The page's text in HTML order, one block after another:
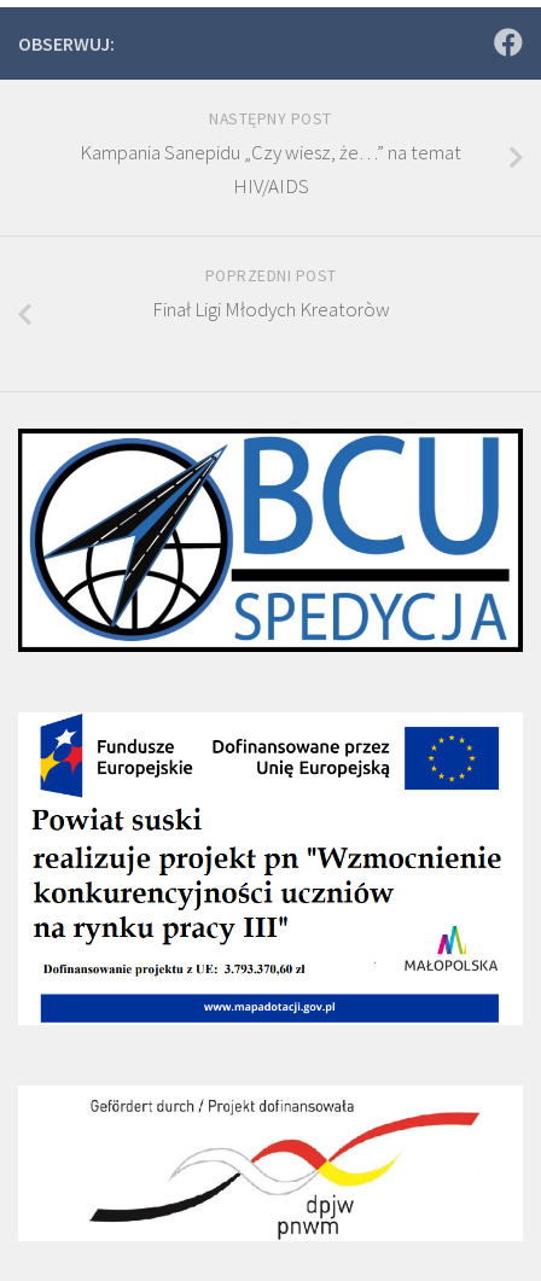
OBSERWUJ:
NASTĘPNY POST
Kampania Sanepidu „Czy wiesz, że…” na temat
HIV/AIDS
POPRZEDNI POST
Finał Ligi Młodych Kreatoròw